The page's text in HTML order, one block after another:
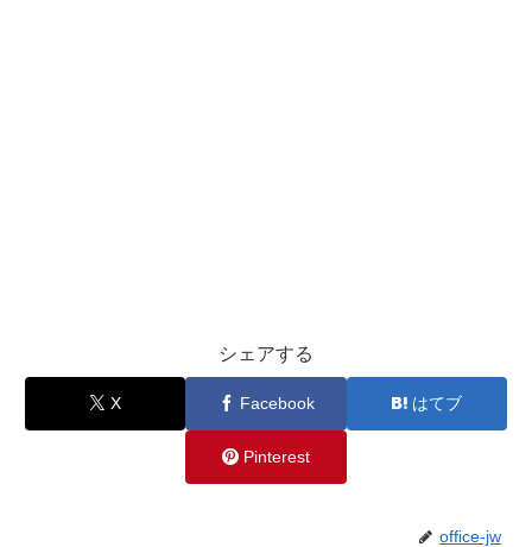
シェアする
X Facebook はてブ
Pinterest
office-jw